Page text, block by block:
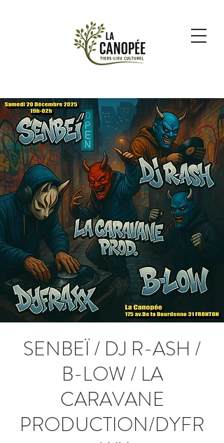
SENBEÏ / DJ R-ASH /
B-LOW / LA
CARAVANE
PRODUCTION/DYFR